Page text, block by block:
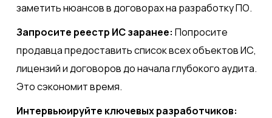
заметить нюансов в договорах на разработку ПО.
Запросите реестр ИС заранее: Попросите
продавца предоставить список всех объектов ИС,
лицензий и договоров до начала глубокого аудита.
Это сэкономит время.
Интервьюируйте ключевых разработчиков: